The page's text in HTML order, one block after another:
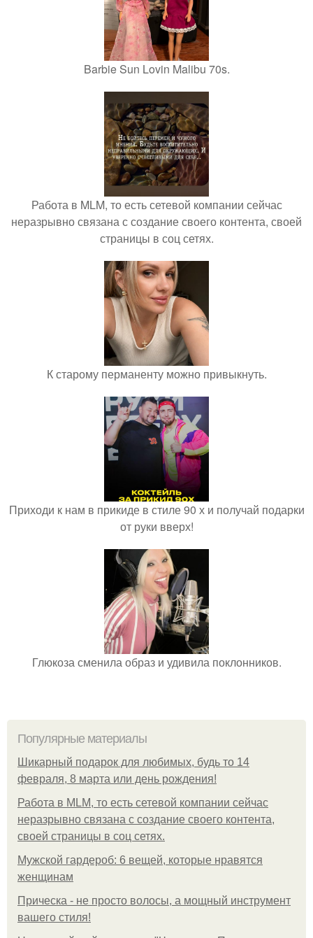
Barbie Sun Lovin Malibu 70s.
Работа в MLM, то есть сетевой компании сейчас
неразрывно связана с создание своего контента, своей
страницы в соц сетях.
К старому перманенту можно привыкнуть.
Приходи к нам в прикиде в стиле 90 х и получай подарки
от руки вверх!
Глюкоза сменила образ и удивила поклонников.
Популярные материалы
Шикарный подарок для любимых, будь то 14
февраля, 8 марта или день рождения!
Работа в MLM, то есть сетевой компании сейчас
неразрывно связана с создание своего контента,
своей страницы в соц сетях.
Мужской гардероб: 6 вещей, которые нравятся
женщинам
Прическа - не просто волосы, а мощный инструмент
вашего стиля!